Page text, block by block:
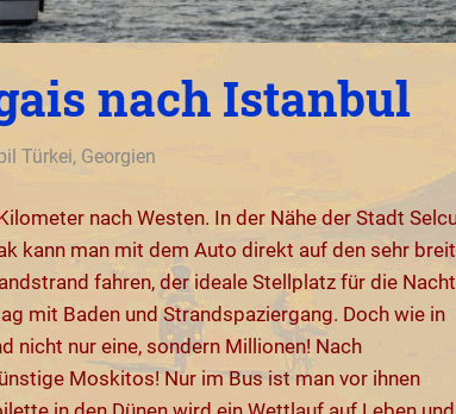
nach Istanbul
Türkei, Georgien
nach Westen. In der Nähe der Stadt
kann man mit dem Auto direkt auf den sehr
fahren, der ideale Stellplatz für die
mit Baden und Strandspaziergang. Doch wie in
nicht nur eine, sondern Millionen! Nach
Moskitos! Nur im Bus ist man vor ihnen